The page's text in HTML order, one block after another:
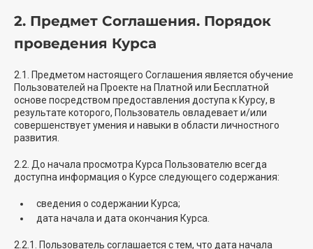
2. Предмет Соглашения. Порядок
проведения Курса
2.1. Предметом настоящего Соглашения является обучение
Пользователей на Проекте на Платной или Бесплатной
основе посредством предоставления доступа к Курсу, в
результате которого, Пользователь овладевает и/или
совершенствует умения и навыки в области личностного
развития.
2.2. До начала просмотра Курса Пользователю всегда
доступна информация о Курсе следующего содержания:
сведения о содержании Курса;
дата начала и дата окончания Курса.
2.2.1. Пользователь соглашается с тем, что дата начала